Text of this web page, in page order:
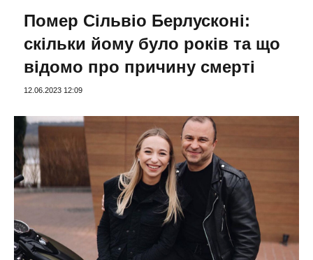
Помер Сільвіо Берлусконі:
скільки йому було років та що
відомо про причину смерті
12.06.2023 12:09